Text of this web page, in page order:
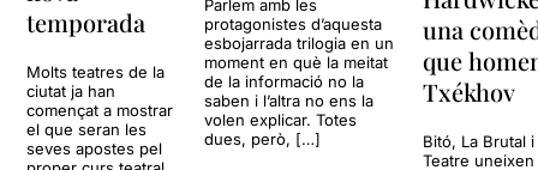
temporada
Molts teatres de la
ciutat ja han
començat a mostrar
el que seran les
seves apostes pel
Parlem amb les
protagonistes d’aquesta
esbojarrada trilogia en un
moment en què la meitat
de la informació no la
saben i l’altra no ens la
volen explicar. Totes
dues, però, […]
una
que
Txékhov
Bitó, La Brutal
Teatre uneixen